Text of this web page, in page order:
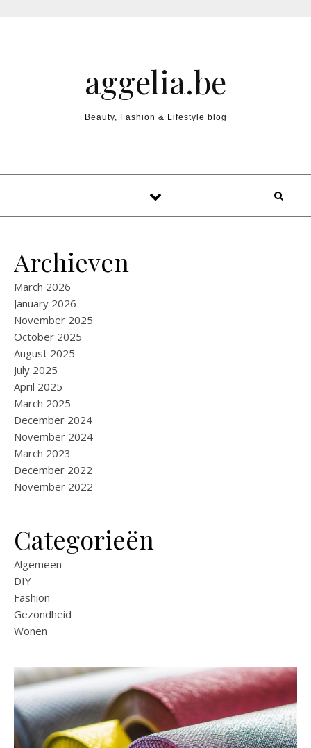
aggelia.be
Beauty, Fashion & Lifestyle blog
Archieven
March 2026
January 2026
November 2025
October 2025
August 2025
July 2025
April 2025
March 2025
December 2024
November 2024
March 2023
December 2022
November 2022
Categorieën
Algemeen
DIY
Fashion
Gezondheid
Wonen